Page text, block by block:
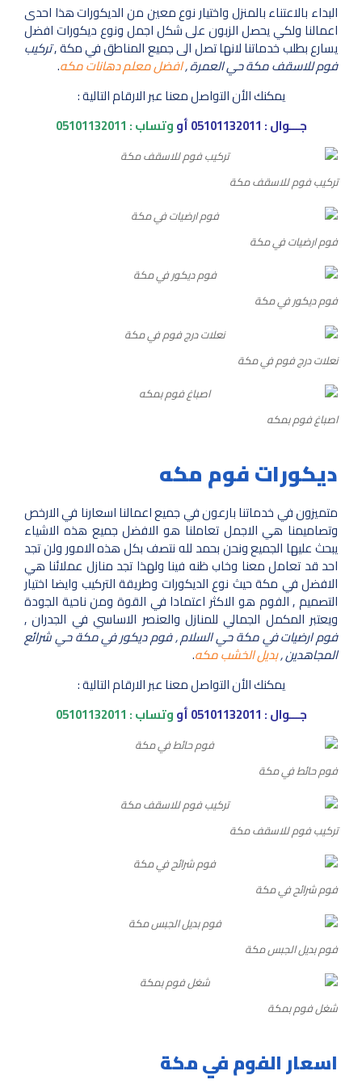
البداء بالاعتناء بالمنزل واختيار نوع معين من الديكورات هذا احدى
اعمالنا ولكي يحصل الزبون على شكل اجمل ونوع ديكورات افضل
يسارع بطلب خدماتنا لانها تصل الى جميع المناطق في مكة ,تركيب
فوم للاسقف مكة حي العمرة ,افضل معلم دهانات مكه.
يمكنك الأن التواصل معنا عبر الارقام التالية :
جـــوال : 05101132011أووتساب : 05101132011
تركيب فوم للاسقف مكة
فوم ارضيات في مكة
فوم ديكور في مكة
نعلات درج فوم في مكة
اصباغ فوم بمكه
ديكورات فوم مكه
متميزون في خدماتنا بارعون في جميع اعمالنا اسعارنا في الارخص
وتصاميمنا هي الاجمل تعاملنا هو الافضل جميع هذه الاشياء
يبحث عليها الجميع ونحن بحمد لله نتصف بكل هذه الامور ولن تجد
احد قد تعامل معنا وخاب ظنه فينا ولهذا تجد منازل عملائنا هي
الافضل في مكة حيث نوع الديكورات وطريقة التركيب وايضا اختيار
التصميم , الفوم هو الاكثر اعتمادا في القوة ومن ناحية الجودة
ويعتبر المكمل الجمالي للمنازل والعنصر الاساسي في الجدران ,
فوم ارضيات في مكة حي السلام , فوم ديكور في مكة حي شرائع
المجاهدين ,بديل الخشب مكه.
يمكنك الأن التواصل معنا عبر الارقام التالية :
جـــوال : 05101132011أووتساب : 05101132011
فوم حائط في مكة
تركيب فوم للاسقف مكة
فوم شرائح في مكة
فوم بديل الجبس مكة
شغل فوم بمكة
اسعار الفوم في مكة